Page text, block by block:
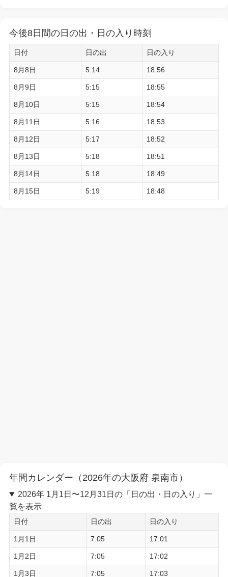
今後8日間の日の出・日の入り時刻
日付 日の出 日の入り
8月8日 5:14 18:56
8月9日 5:15 18:55
8月10日 5:15 18:54
8月11日 5:16 18:53
8月12日 5:17 18:52
8月13日 5:18 18:51
8月14日 5:18 18:49
8月15日 5:19 18:48
年間カレンダー（2026年の大阪府 泉南市）
2026年 1月1日〜12月31日の「日の出・日の入り」一
覧を表示
日付 日の出 日の入り
1月1日 7:05 17:01
1月2日 7:05 17:02
1月3日 7:05 17:03